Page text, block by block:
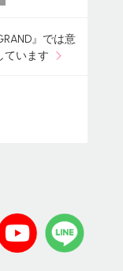
』では意
ています